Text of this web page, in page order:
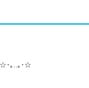
･｡..｡･☆